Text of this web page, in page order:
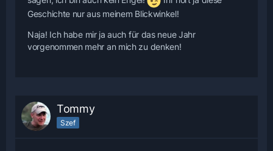
Geschichte nur aus meinem Blickwinkel!
Naja! Ich habe mir ja auch für das neue Jahr
vorgenommen mehr an mich zu denken!
Tommy
Szef